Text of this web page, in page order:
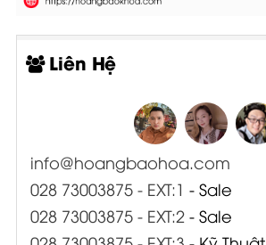
Liên Hệ
info@hoangbaohoa.com
028 73003875 - EXT:1 - Sale
028 73003875 - EXT:2- Sale